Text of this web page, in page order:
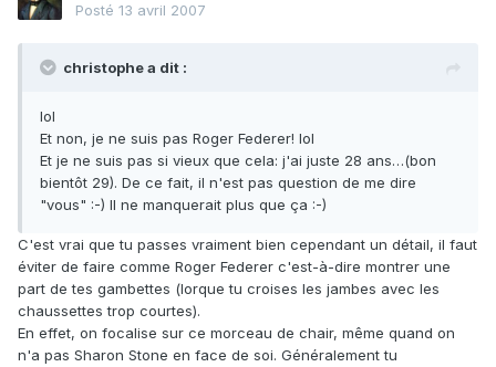
Posté 13 avril 2007
christophe a dit :
lol
Et non, je ne suis pas Roger Federer! lol
Et je ne suis pas si vieux que cela: j'ai juste 28 ans…(bon
bientôt 29). De ce fait, il n'est pas question de me dire
"vous" :-) Il ne manquerait plus que ça :-)
C'est vrai que tu passes vraiment bien cependant un détail, il faut
éviter de faire comme Roger Federer c'est-à-dire montrer une
part de tes gambettes (lorque tu croises les jambes avec les
chaussettes trop courtes).
En effet, on focalise sur ce morceau de chair, même quand on
n'a pas Sharon Stone en face de soi. Généralement tu